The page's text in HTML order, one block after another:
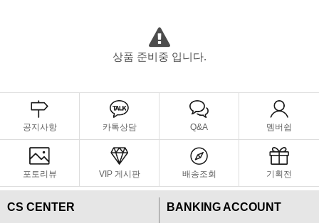
상품 준비중 입니다.
공지사항 카톡상담 Q&A 멤버쉽
포토리뷰 VIP 게시판 배송조회 기획전
CS CENTER
BANKING ACCOUNT